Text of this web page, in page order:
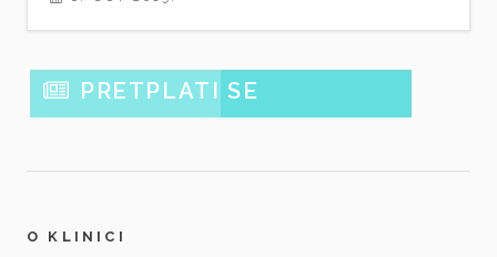
PRETPLATI SE
O KLINICI